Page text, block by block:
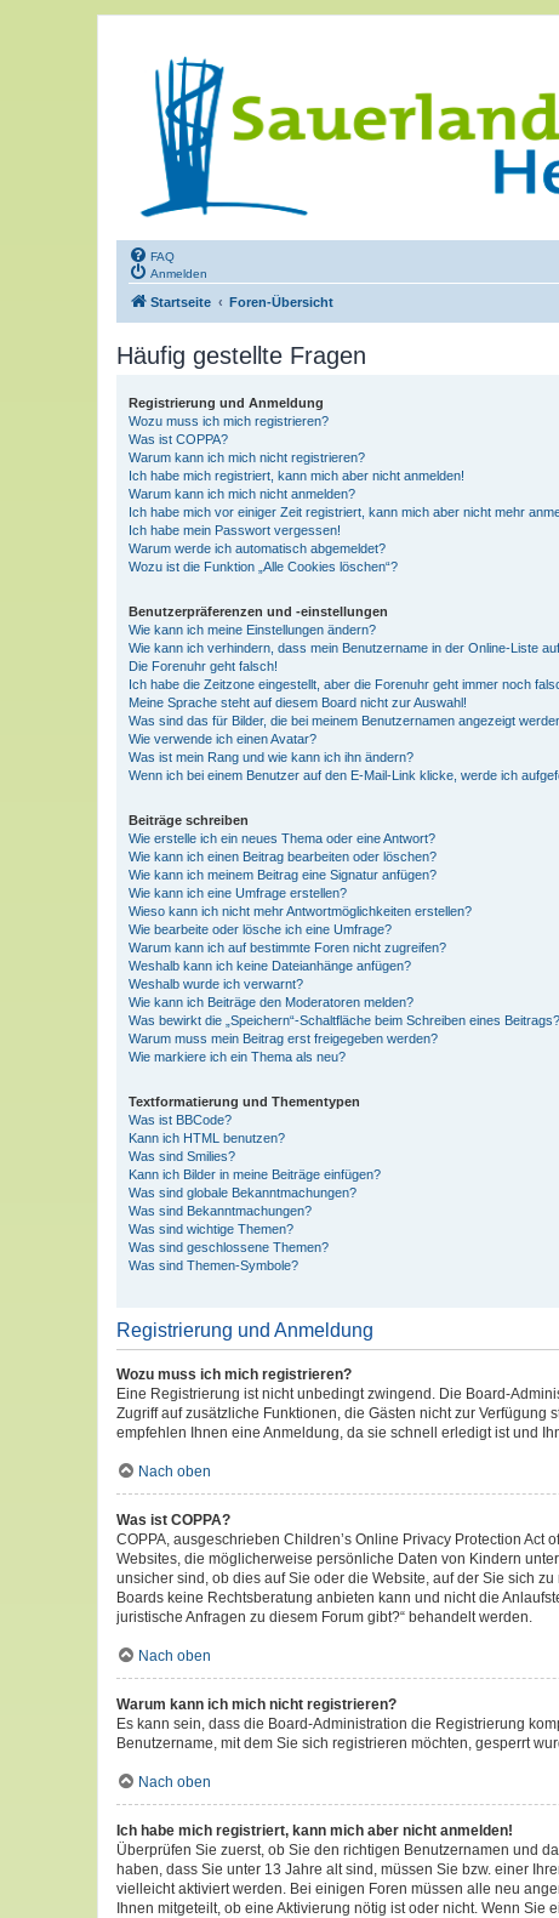
FAQ
Anmelden
Startseite Foren-Übersicht
Häufig gestellte Fragen
Registrierung und Anmeldung
Wozu muss ich mich registrieren?
Was ist COPPA?
Warum kann ich mich nicht registrieren?
Ich habe mich registriert, kann mich aber nicht anmelden!
Warum kann ich mich nicht anmelden?
Ich habe mich vor einiger Zeit registriert, kann mich aber nicht mehr
Ich habe mein Passwort vergessen!
Warum werde ich automatisch abgemeldet?
Wozu ist die Funktion „Alle Cookies löschen“?
Benutzerpräferenzen und -einstellungen
Wie kann ich meine Einstellungen ändern?
Wie kann ich verhindern, dass mein Benutzername in der Online-Liste
Die Forenuhr geht falsch!
Ich habe die Zeitzone eingestellt, aber die Forenuhr geht immer noch
Meine Sprache steht auf diesem Board nicht zur Auswahl!
Was sind das für Bilder, die bei meinem Benutzernamen angezeigt
Wie verwende ich einen Avatar?
Was ist mein Rang und wie kann ich ihn ändern?
Wenn ich bei einem Benutzer auf den E-Mail-Link klicke, werde ich
Beiträge schreiben
Wie erstelle ich ein neues Thema oder eine Antwort?
Wie kann ich einen Beitrag bearbeiten oder löschen?
Wie kann ich meinem Beitrag eine Signatur anfügen?
Wie kann ich eine Umfrage erstellen?
Wieso kann ich nicht mehr Antwortmöglichkeiten erstellen?
Wie bearbeite oder lösche ich eine Umfrage?
Warum kann ich auf bestimmte Foren nicht zugreifen?
Weshalb kann ich keine Dateianhänge anfügen?
Weshalb wurde ich verwarnt?
Wie kann ich Beiträge den Moderatoren melden?
Was bewirkt die „Speichern“-Schaltfläche beim Schreiben eines Beitrags?
Warum muss mein Beitrag erst freigegeben werden?
Wie markiere ich ein Thema als neu?
Textformatierung und Thementypen
Was ist BBCode?
Kann ich HTML benutzen?
Was sind Smilies?
Kann ich Bilder in meine Beiträge einfügen?
Was sind globale Bekanntmachungen?
Was sind Bekanntmachungen?
Was sind wichtige Themen?
Was sind geschlossene Themen?
Was sind Themen-Symbole?
Registrierung und Anmeldung
Wozu muss ich mich registrieren?
Eine Registrierung ist nicht unbedingt zwingend. Die Board-
Zugriff auf zusätzliche Funktionen, die Gästen nicht zur
empfehlen Ihnen eine Anmeldung, da sie schnell erledigt ist und
Nach oben
Was ist COPPA?
COPPA, ausgeschrieben Children’s Online Privacy Protection
Websites, die möglicherweise persönliche Daten von Kindern
unsicher sind, ob dies auf Sie oder die Website, auf der Sie sich
Boards keine Rechtsberatung anbieten kann und nicht die
juristische Anfragen zu diesem Forum gibt?“ behandelt werden.
Nach oben
Warum kann ich mich nicht registrieren?
Es kann sein, dass die Board-Administration die Registrierung
Benutzername, mit dem Sie sich registrieren möchten, gesperrt
Nach oben
Ich habe mich registriert, kann mich aber nicht anmelden!
Überprüfen Sie zuerst, ob Sie den richtigen Benutzernamen und
haben, dass Sie unter 13 Jahre alt sind, müssen Sie bzw. einer
vielleicht aktiviert werden. Bei einigen Foren müssen alle neu
Ihnen mitgeteilt, ob eine Aktivierung nötig ist oder nicht. Wenn